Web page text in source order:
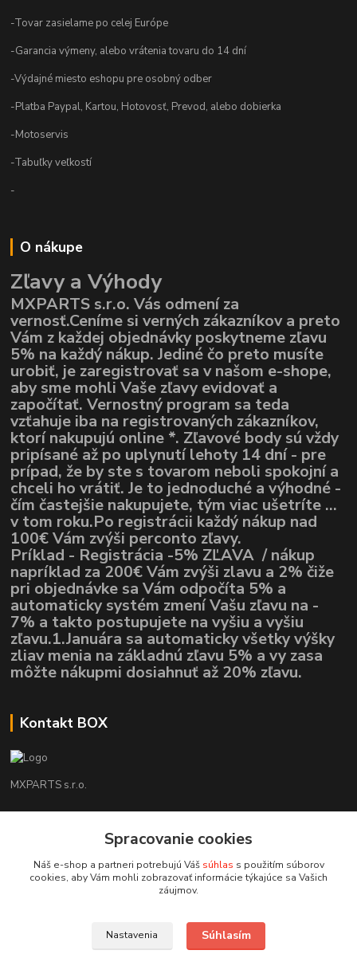
-Tovar zasielame po celej Európe
-Garancia výmeny, alebo vrátenia tovaru do 14 dní
-Výdajné miesto eshopu pre osobný odber
-Platba Paypal, Kartou, Hotovosť, Prevod, alebo dobierka
-Motoservis
-Tabuľky veľkostí
-
O nákupe
Zľavy a Výhody
MXPARTS s.r.o. Vás odmení za
vernosť.Ceníme si verných zákazníkov a preto
Vám z každej objednávky poskytneme zľavu
5% na každý nákup. Jediné čo preto musíte
urobiť, je zaregistrovať sa v našom e-shope,
aby sme mohli Vaše zľavy evidovať a
započítať. Vernostný program sa teda
vzťahuje iba na registrovaných zákazníkov,
ktorí nakupujú online *. Zľavové body sú vždy
pripísané až po uplynutí lehoty 14 dní - pre
prípad, že by ste s tovarom neboli spokojní a
chceli ho vrátiť. Je to jednoduché a výhodné -
čím častejšie nakupujete, tým viac ušetríte ...
v tom roku.Po registrácii každý nákup nad
100€ Vám zvýši perconto zľavy.
Príklad - Registrácia -5% ZĽAVA / nákup
napríklad za 200€ Vám zvýši zlavu a 2% čiže
pri objednávke sa Vám odpočíta 5% a
automaticky systém zmení Vašu zľavu na -
7% a takto postupujete na vyšiu a vyšiu
zľavu.1.Januára sa automaticky všetky výšky
zliav menia na základnú zľavu 5% a vy zasa
môžte nákupmi dosiahnuť až 20% zľavu.
Kontakt BOX
MXPARTS s.r.o.
+421948260186
motokrossk@gmail.com
Spracovanie cookies
Náš e-shop a partneri potrebujú Váš súhlas s použitím súborov
cookies, aby Vám mohli zobrazovať informácie týkajúce sa Vašich
záujmov.
Nastavenia Súhlasím